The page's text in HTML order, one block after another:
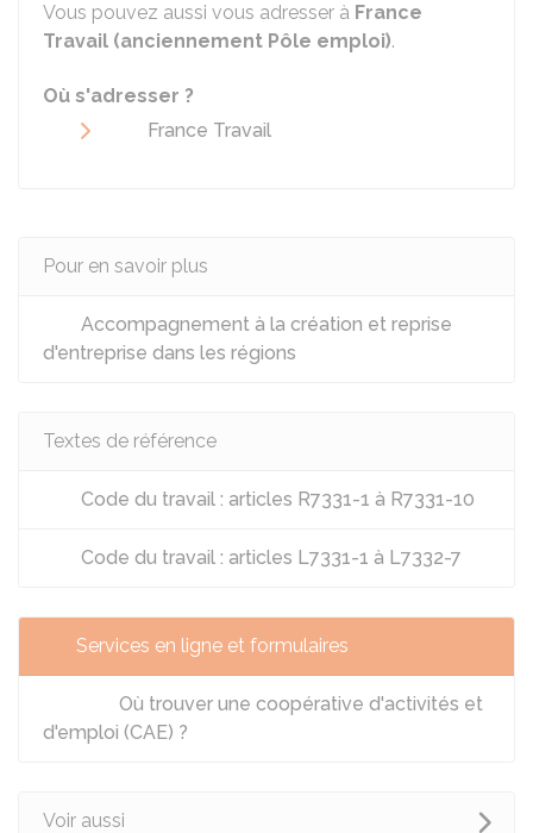
Vous pouvez aussi vous adresser à France
Travail (anciennement Pôle emploi).
Où s'adresser ?
France Travail
Pour en savoir plus
Accompagnement à la création et reprise
d'entreprise dans les régions
Textes de référence
Code du travail : articles R7331-1 à R7331-10
Code du travail : articles L7331-1 à L7332-7
Services en ligne et formulaires
Où trouver une coopérative d'activités et
d'emploi (CAE) ?
Voir aussi